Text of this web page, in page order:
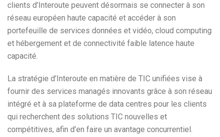
clients d’Interoute peuvent désormais se connecter à son
réseau européen haute capacité et accéder à son
portefeuille de services données et vidéo, cloud computing
et hébergement et de connectivité faible latence haute
capacité.
La stratégie d’Interoute en matière de TIC unifiées vise à
fournir des services managés innovants grâce à son réseau
intégré et à sa plateforme de data centres pour les clients
qui recherchent des solutions TIC nouvelles et
compétitives, afin d’en faire un avantage concurrentiel.